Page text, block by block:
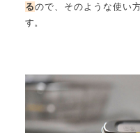
るので、そのような使い
す。